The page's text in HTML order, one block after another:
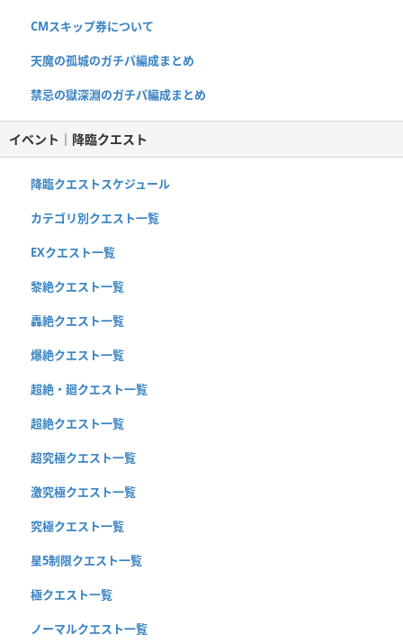
CMスキップ券について
天魔の孤城のガチパ編成まとめ
禁忌の獄深淵のガチパ編成まとめ
イベント｜降臨クエスト
降臨クエストスケジュール
カテゴリ別クエスト一覧
EXクエスト一覧
黎絶クエスト一覧
轟絶クエスト一覧
爆絶クエスト一覧
超絶・廻クエスト一覧
超絶クエスト一覧
超究極クエスト一覧
激究極クエスト一覧
究極クエスト一覧
星5制限クエスト一覧
極クエスト一覧
ノーマルクエスト一覧